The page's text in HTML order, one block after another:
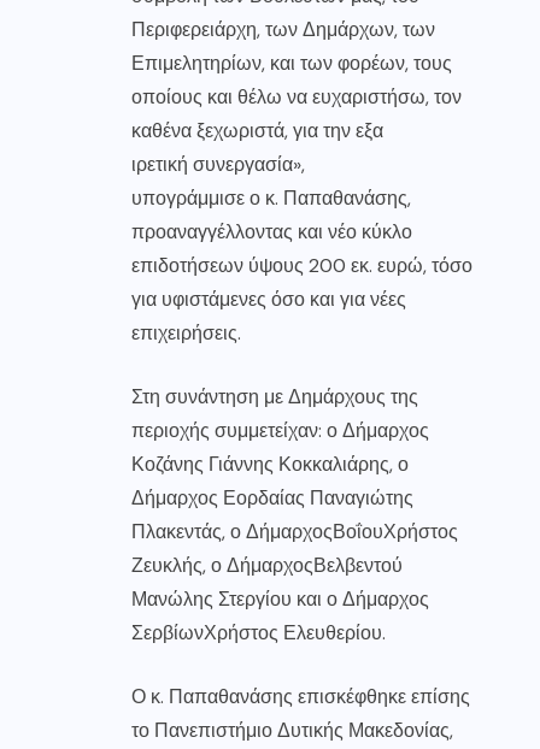
Περιφερειάρχη, των Δημάρχων, των
Επιμελητηρίων, και των φορέων, τους
οποίους και θέλω να ευχαριστήσω, τον
καθένα ξεχωριστά, για την εξα
ιρετική συνεργασία»,
υπογράμμισε ο κ. Παπαθανάσης,
προαναγγέλλοντας και νέο κύκλο
επιδοτήσεων ύψους 200 εκ. ευρώ, τόσο
για υφιστάμενες όσο και για νέες
επιχειρήσεις.
Στη συνάντηση με Δημάρχους της
περιοχής συμμετείχαν: ο Δήμαρχος
Κοζάνης Γιάννης Κοκκαλιάρης, ο
Δήμαρχος Εορδαίας Παναγιώτης
Πλακεντάς, ο ΔήμαρχοςΒοΐουΧρήστος
Ζευκλής, ο ΔήμαρχοςΒελβεντού
Μανώλης Στεργίου και ο Δήμαρχος
ΣερβίωνΧρήστος Ελευθερίου.
Ο κ. Παπαθανάσης επισκέφθηκε επίσης
το Πανεπιστήμιο Δυτικής Μακεδονίας,